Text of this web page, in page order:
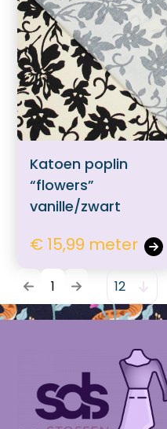
Katoen poplin
“flowers”
vanille/zwart
€ 15,99 meter
1